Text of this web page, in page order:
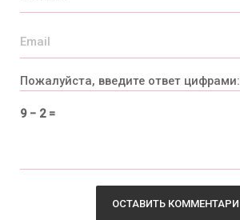
Пожалуйста, введите ответ цифрами:
9 − 2 =